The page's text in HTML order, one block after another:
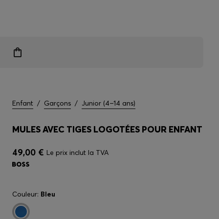
Enfant / Garçons / Junior (4–14 ans)
MULES AVEC TIGES LOGOTÉES POUR ENFANT
49,00 € Le prix inclut la TVA
Couleur: Bleu